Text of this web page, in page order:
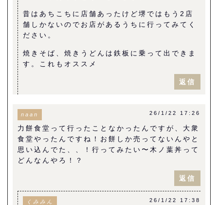
昔はあちこちに店舗あったけど堺ではもう2店
舗しかないのでお店があるうちに行ってみてく
ださい。
焼きそば、焼きうどんは鉄板に乗って出できま
す。これもオススメ
返信
naan 26/1/22 17:26
力餅食堂って行ったことなかったんですが、大衆
食堂やったんですね！お餅しか売ってないんやと
思い込んでた、、！行ってみたい〜木ノ葉丼って
どんなんやろ！？
返信
くみみん 26/1/22 17:38